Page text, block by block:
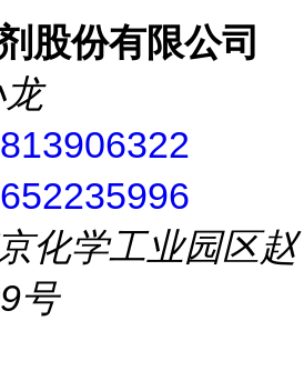
股份有限公司
化学工业园区赵
号